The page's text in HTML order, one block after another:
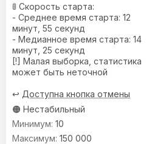
🚦 Скорость старта:
- Среднее время старта: 12
минут, 55 секунд
- Медианное время старта: 14
минут, 25 секунд
[!] Малая выборка, статистика
может быть неточной
↩️ Доступна кнопка отмены
🟠 Нестабильный
10
150 000